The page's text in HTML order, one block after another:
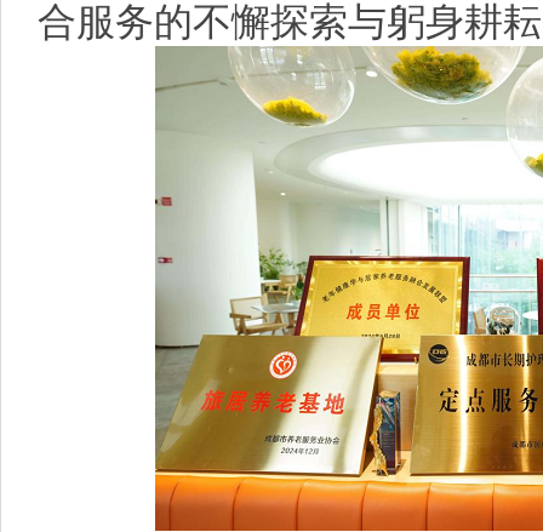
合服务的不懈探索与躬身耕